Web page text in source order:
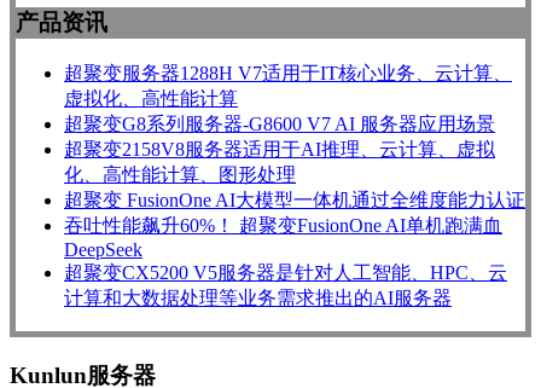
产品资讯
超聚变服务器1288H V7适用于IT核心业务、云计算、
虚拟化、高性能计算
超聚变G8系列服务器-G8600 V7 AI 服务器应用场景
超聚变2158V8服务器适用于AI推理、云计算、虚拟
化、高性能计算、图形处理
超聚变 FusionOne AI大模型一体机通过全维度能力认证
吞吐性能飙升60%！ 超聚变FusionOne AI单机跑满血
DeepSeek
超聚变CX5200 V5服务器是针对人工智能、HPC、云
计算和大数据处理等业务需求推出的AI服务器
Kunlun服务器